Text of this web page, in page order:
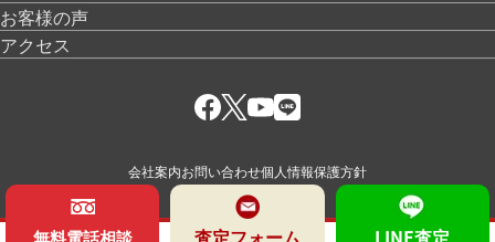
お客様の声
アクセス
会社案内お問い合わせ個人情報保護方針
© 絵画骨董買取プロ
無料電話相談 査定フォーム LINE査定